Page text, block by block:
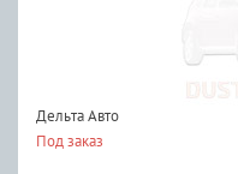
Дельта Авто
Под заказ